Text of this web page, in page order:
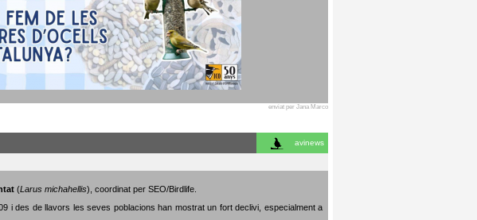
enviat per Jana Marco
avinews
(Larus michahellis), coordinat per SEO/Birdlife.
i des de llavors les seves poblacions han mostrat un fort declivi, especialment a